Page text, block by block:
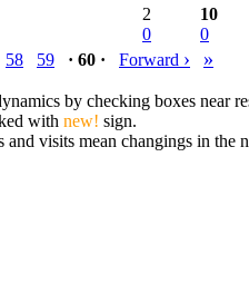
2
0
10
0
58 59 · 60 · Forward › »
by checking boxes near
with new! sign.
visits mean changings in the